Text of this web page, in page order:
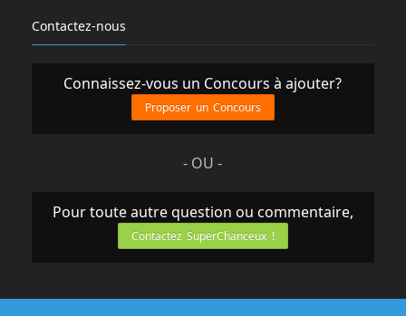
Contactez-nous
Connaissez-vous un Concours à ajouter?
Proposer un Concours
- OU -
Pour toute autre question ou commentaire,
Contactez SuperChanceux !